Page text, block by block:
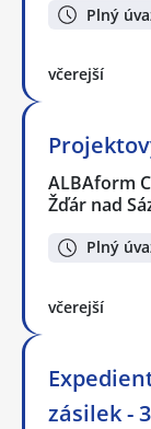
Plný
včerejší
ALBAform
Žďár nad
Plný
včerejší
zásilek -